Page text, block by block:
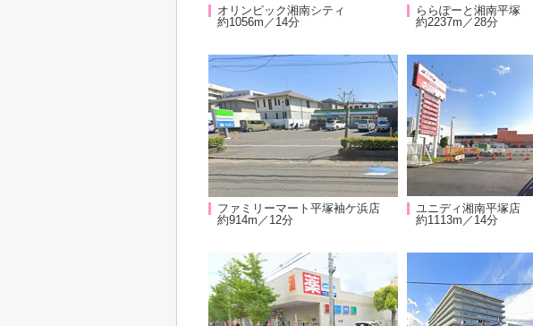
オリンピック湘南シティ
約1056m／14分
ららぽーと湘南平塚
約2237m／28分
ファミリーマート平塚袖ケ浜店
約914m／12分
ユニディ湘南平塚店
約1113m／14分